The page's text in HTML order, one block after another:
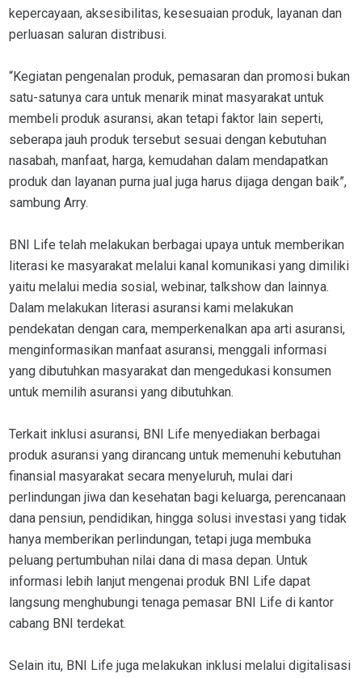
kepercayaan, aksesibilitas, kesesuaian produk, layanan dan
perluasan saluran distribusi.
“Kegiatan pengenalan produk, pemasaran dan promosi bukan
satu-satunya cara untuk menarik minat masyarakat untuk
membeli produk asuransi, akan tetapi faktor lain seperti,
seberapa jauh produk tersebut sesuai dengan kebutuhan
nasabah, manfaat, harga, kemudahan dalam mendapatkan
produk dan layanan purna jual juga harus dijaga dengan baik”,
sambung Arry.
BNI Life telah melakukan berbagai upaya untuk memberikan
literasi ke masyarakat melalui kanal komunikasi yang dimiliki
yaitu melalui media sosial, webinar, talkshow dan lainnya.
Dalam melakukan literasi asuransi kami melakukan
pendekatan dengan cara, memperkenalkan apa arti asuransi,
menginformasikan manfaat asuransi, menggali informasi
yang dibutuhkan masyarakat dan mengedukasi konsumen
untuk memilih asuransi yang dibutuhkan.
Terkait inklusi asuransi, BNI Life menyediakan berbagai
produk asuransi yang dirancang untuk memenuhi kebutuhan
finansial masyarakat secara menyeluruh, mulai dari
perlindungan jiwa dan kesehatan bagi keluarga, perencanaan
dana pensiun, pendidikan, hingga solusi investasi yang tidak
hanya memberikan perlindungan, tetapi juga membuka
peluang pertumbuhan nilai dana di masa depan. Untuk
informasi lebih lanjut mengenai produk BNI Life dapat
langsung menghubungi tenaga pemasar BNI Life di kantor
cabang BNI terdekat.
Selain itu, BNI Life juga melakukan inklusi melalui digitalisasi